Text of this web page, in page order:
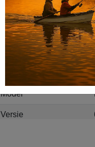
- **Langdurige werking:**
die perfecte vangst binnen
- **Veelzijdig inzetbaar:**
waardoor je altijd
Til je visavonturen naar
model
versie